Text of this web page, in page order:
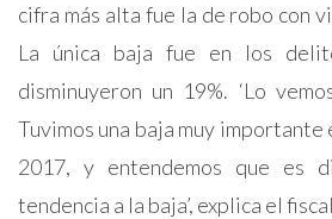
cifra más alta fue la de robo con
La única baja fue en los
disminuyeron un 19%. ‘Lo
Tuvimos una baja muy
2017, y entendemos que es
tendencia a la baja’, explica el